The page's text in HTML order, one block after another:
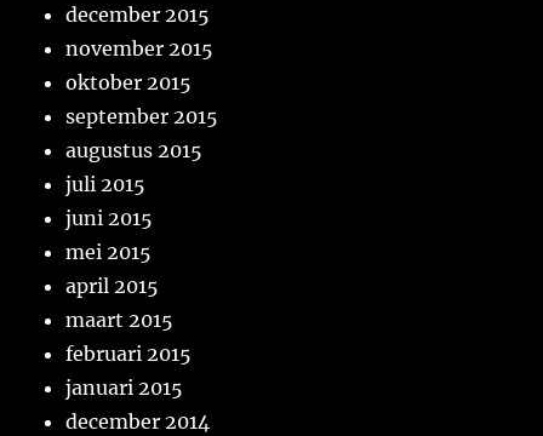
december 2015
november 2015
oktober 2015
september 2015
augustus 2015
juli 2015
juni 2015
mei 2015
april 2015
maart 2015
februari 2015
januari 2015
december 2014